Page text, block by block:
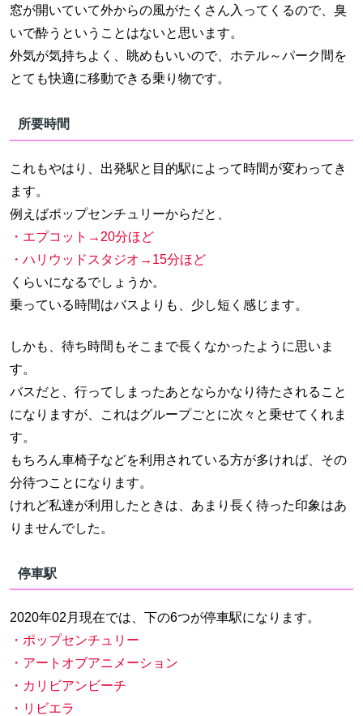
窓が開いていて外からの風がたくさん入ってくるので、臭
いで酔うということはないと思います。
外気が気持ちよく、眺めもいいので、ホテル～パーク間を
とても快適に移動できる乗り物です。
所要時間
これもやはり、出発駅と目的駅によって時間が変わってき
ます。
例えばポップセンチュリーからだと、
・エプコット→20分ほど
・ハリウッドスタジオ→15分ほど
くらいになるでしょうか。
乗っている時間はバスよりも、少し短く感じます。
しかも、待ち時間もそこまで長くなかったように思いま
す。
バスだと、行ってしまったあとならかなり待たされること
になりますが、これはグループごとに次々と乗せてくれま
す。
もちろん車椅子などを利用されている方が多ければ、その
分待つことになります。
けれど私達が利用したときは、あまり長く待った印象はあ
りませんでした。
停車駅
2020年02月現在では、下の6つが停車駅になります。
・ポップセンチュリー
・アートオブアニメーション
・カリビアンビーチ
・リビエラ